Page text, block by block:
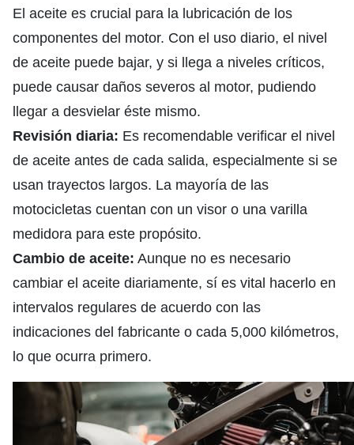
El aceite es crucial para la lubricación de los
componentes del motor. Con el uso diario, el nivel
de aceite puede bajar, y si llega a niveles críticos,
puede causar daños severos al motor, pudiendo
llegar a desvielar éste mismo.
Revisión diaria: Es recomendable verificar el nivel
de aceite antes de cada salida, especialmente si se
usan trayectos largos. La mayoría de las
motocicletas cuentan con un visor o una varilla
medidora para este propósito.
Cambio de aceite: Aunque no es necesario
cambiar el aceite diariamente, sí es vital hacerlo en
intervalos regulares de acuerdo con las
indicaciones del fabricante o cada 5,000 kilómetros,
lo que ocurra primero.